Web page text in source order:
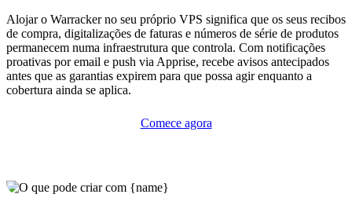
Alojar o Warracker no seu próprio VPS significa que os seus recibos
de compra, digitalizações de faturas e números de série de produtos
permanecem numa infraestrutura que controla. Com notificações
proativas por email e push via Apprise, recebe avisos antecipados
antes que as garantias expirem para que possa agir enquanto a
cobertura ainda se aplica.
Comece agora